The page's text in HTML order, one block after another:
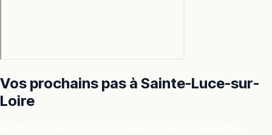
Vos prochains pas à Sainte-Luce-sur-
Loire